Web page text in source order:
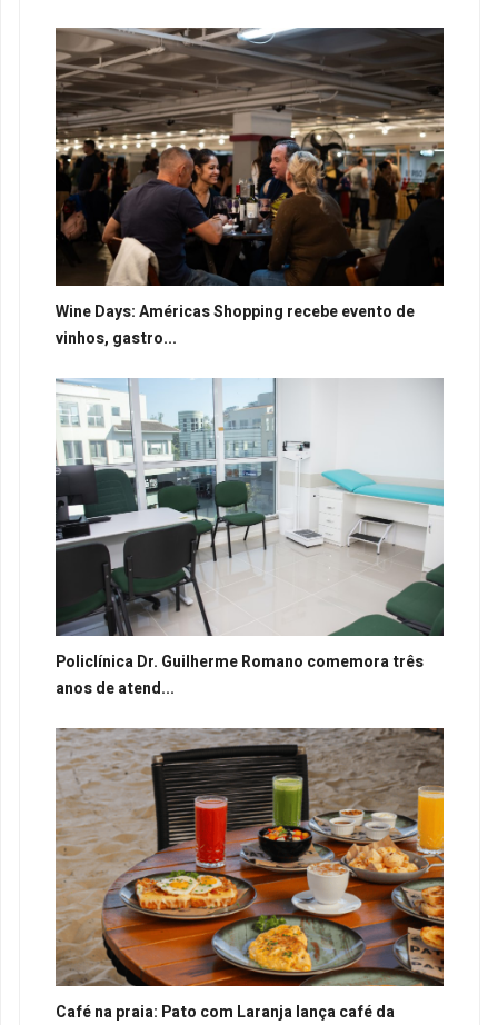
Wine Days: Américas Shopping recebe evento de
vinhos, gastro...
Policlínica Dr. Guilherme Romano comemora três
anos de atend...
Café na praia: Pato com Laranja lança café da